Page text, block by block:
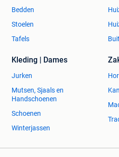
Bedden
Stoelen
Tafels
Kleding | Dames
Jurken
Mutsen, Sjaals en
Handschoenen
Schoenen
Winterjassen